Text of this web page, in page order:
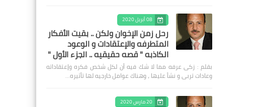
08 أبريل 2020
رحل زمن الإخوان ولكن .. بقيت الأفكار
المتطرفه والإعتقادات و الوعود
الكاذبه " قصه حقيقيه .. الجزء الأول "
بقلم : زكى عرفه مما لا شك فيه أن لكل شخص فكره وإعتقاداته
وعادات تربى و نشأ عليها ، وهناك عوامل خارجيه لها تأثيره…
20 مارس 2020